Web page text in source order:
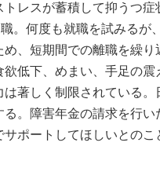
レスが蓄積して抑うつ症
。何度も就職を試みるが
め、短期間での離職を繰り
欲低下、めまい、手足の震
は著しく制限されている。
る。障害年金の請求を行い
ポートしてほしいとのこ